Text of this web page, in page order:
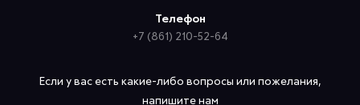
Телефон
+7 (861) 210-52-64
Если у вас есть какие-либо вопросы или пожелания,
напишите нам